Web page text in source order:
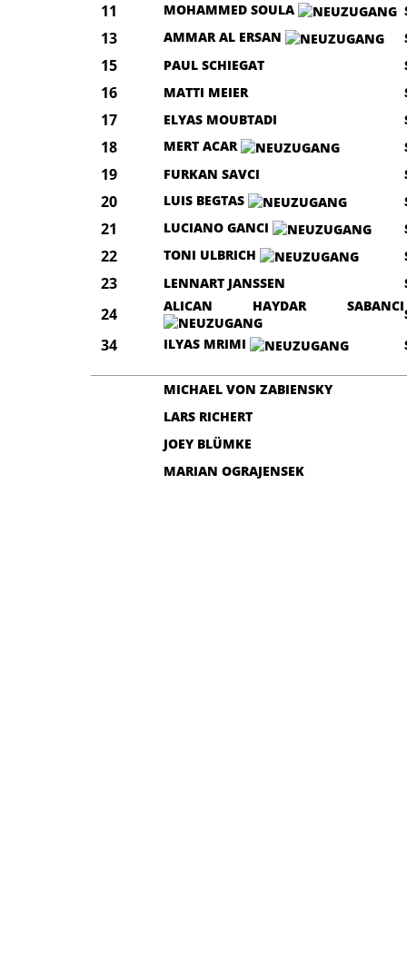
11 MOHAMMED SOULA
13 AMMAR AL ERSAN
15 PAUL SCHIEGAT
16 MATTI MEIER
17 ELYAS MOUBTADI
18 MERT ACAR
19 FURKAN SAVCI
20 LUIS BEGTAS
21 LUCIANO GANCI
22 TONI ULBRICH
23 LENNART JANSSEN
24 ALICAN HAYDAR SABANCI
34 ILYAS MRIMI
MICHAEL VON ZABIENSKY
LARS RICHERT
JOEY BLÜMKE
MARIAN OGRAJENSEK